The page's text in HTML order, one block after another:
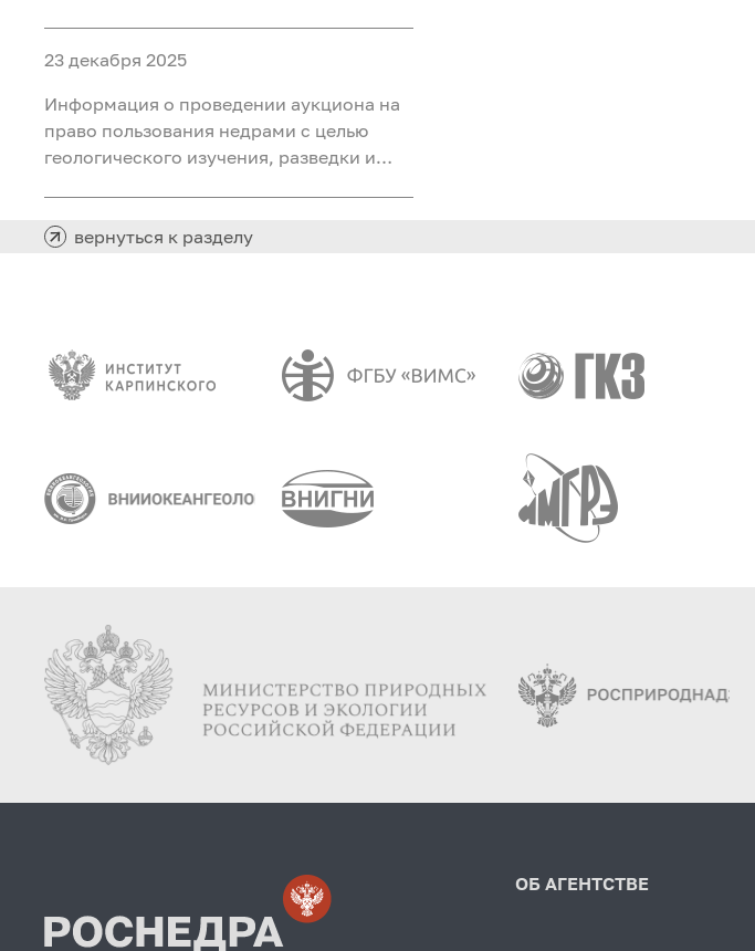
23 декабря 2025
Информация о проведении аукциона на
право пользования недрами с целью
геологического изучения, разведки и
расположенного на территории
вернуться к разделу
ОБ АГЕНТСТВЕ